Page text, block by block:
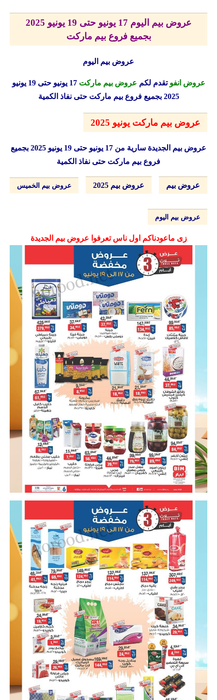
عروض بيم اليوم 17 يونيو حتى 19 يونيو 2025
بجميع فروع بيم ماركت
عروض بيم اليوم
عروض انفو تقدم لكم عروض بيم ماركت
17 يونيو حتى 19 يونيو
2025 بجميع فروع بيم ماركت حتى نفاذ الكمية
عروض بيم ماركت يونيو 2025
عروض بيم الجديدة
سارية من 17 يونيو حتى 19 يونيو 2025 بجميع
فروع بيم ماركت حتى نفاذ الكمية
عروض بيم عروض بيم 2025 عروض بيم الخميس
عروض بيم اليوم
زى ماعودناكم اول ناس تعرفوا عروض بيم الجديدة